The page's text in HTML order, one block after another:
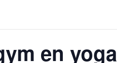
en yoga